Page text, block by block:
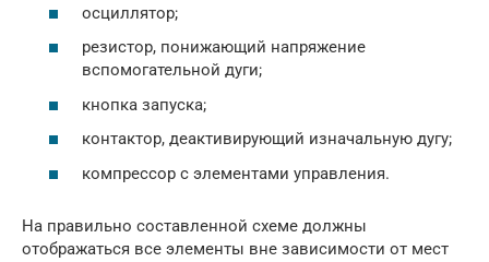
осциллятор;
резистор, понижающий напряжение
вспомогательной дуги;
кнопка запуска;
контактор, деактивирующий изначальную дугу;
компрессор с элементами управления.
На правильно составленной схеме должны
отображаться все элементы вне зависимости от мест